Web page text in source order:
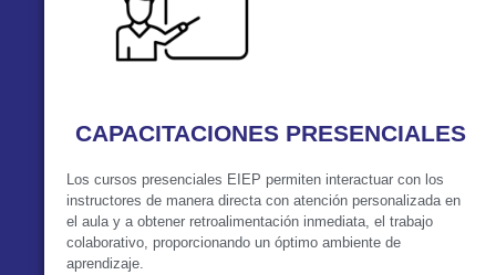
CAPACITACIONES PRESENCIALES
Los cursos presenciales EIEP permiten interactuar con los
instructores de manera directa con atención personalizada en
el aula y a obtener retroalimentación inmediata, el trabajo
colaborativo, proporcionando un óptimo ambiente de
aprendizaje.